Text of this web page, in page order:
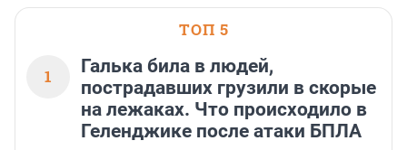
ТОП 5
1
Галька била в людей,
пострадавших грузили в скорые
на лежаках. Что происходило в
Геленджике после атаки БПЛА